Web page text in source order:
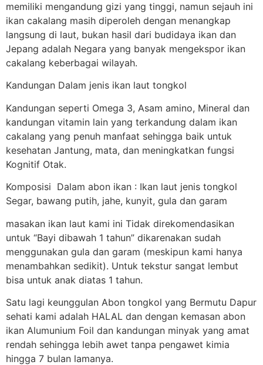
memiliki mengandung gizi yang tinggi, namun sejauh ini
ikan cakalang masih diperoleh dengan menangkap
langsung di laut, bukan hasil dari budidaya ikan dan
Jepang adalah Negara yang banyak mengekspor ikan
cakalang keberbagai wilayah.
Kandungan Dalam jenis ikan laut tongkol
Kandungan seperti Omega 3, Asam amino, Mineral dan
kandungan vitamin lain yang terkandung dalam ikan
cakalang yang penuh manfaat sehingga baik untuk
kesehatan Jantung, mata, dan meningkatkan fungsi
Kognitif Otak.
Komposisi Dalam abon ikan : Ikan laut jenis tongkol
Segar, bawang putih, jahe, kunyit, gula dan garam
masakan ikan laut kami ini Tidak direkomendasikan
untuk “Bayi dibawah 1 tahun” dikarenakan sudah
menggunakan gula dan garam (meskipun kami hanya
menambahkan sedikit). Untuk tekstur sangat lembut
bisa untuk anak diatas 1 tahun.
Satu lagi keunggulan Abon tongkol yang Bermutu Dapur
sehati kami adalah HALAL dan dengan kemasan abon
ikan Alumunium Foil dan kandungan minyak yang amat
rendah sehingga lebih awet tanpa pengawet kimia
hingga 7 bulan lamanya.